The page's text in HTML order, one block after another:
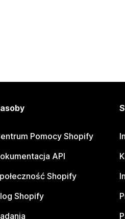
Pomocy Shopify
API
Shopify
Shopify